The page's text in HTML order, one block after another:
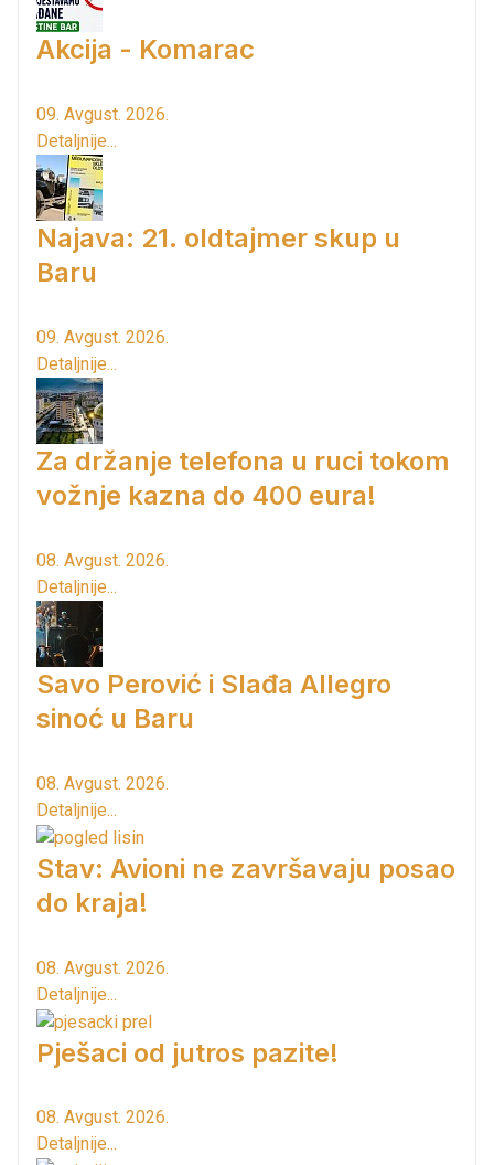
Akcija - Komarac
09. Avgust. 2026.
Detaljnije...
Najava: 21. oldtajmer skup u
Baru
09. Avgust. 2026.
Detaljnije...
Za držanje telefona u ruci tokom
vožnje kazna do 400 eura!
08. Avgust. 2026.
Detaljnije...
Savo Perović i Slađa Allegro
sinoć u Baru
08. Avgust. 2026.
Detaljnije...
Stav: Avioni ne završavaju posao
do kraja!
08. Avgust. 2026.
Detaljnije...
Pješaci od jutros pazite!
08. Avgust. 2026.
Detaljnije...